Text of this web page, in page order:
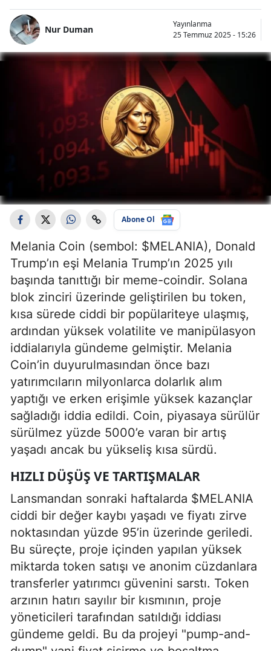
Nur Duman
Yayınlanma
25 Temmuz 2025 - 15:26
Abone Ol
Melania Coin (sembol: $MELANIA), Donald
Trump’ın eşi Melania Trump’ın 2025 yılı
başında tanıttığı bir meme-coindir. Solana
blok zinciri üzerinde geliştirilen bu token,
kısa sürede ciddi bir popülariteye ulaşmış,
ardından yüksek volatilite ve manipülasyon
iddialarıyla gündeme gelmiştir. Melania
Coin’in duyurulmasından önce bazı
yatırımcıların milyonlarca dolarlık alım
yaptığı ve erken erişimle yüksek kazançlar
sağladığı iddia edildi. Coin, piyasaya sürülür
sürülmez yüzde 5000’e varan bir artış
yaşadı ancak bu yükseliş kısa sürdü.
HIZLI DÜŞÜŞ VE TARTIŞMALAR
Lansmandan sonraki haftalarda $MELANIA
ciddi bir değer kaybı yaşadı ve fiyatı zirve
noktasından yüzde 95’in üzerinde geriledi.
Bu süreçte, proje içinden yapılan yüksek
miktarda token satışı ve anonim cüzdanlara
transferler yatırımcı güvenini sarstı. Token
arzının hatırı sayılır bir kısmının, proje
yöneticileri tarafından satıldığı iddiası
gündeme geldi. Bu da projeyi "pump-and-